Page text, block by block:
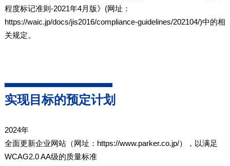
程度标记准则-2021年4月版》(网址：
https://waic.jp/docs/jis2016/compliance-guidelines/202104/)中的相
关规定。
实现目标的预定计划
2024年
全面更新企业网站（网址：https://www.parker.co.jp/），以满足
WCAG2.0 AA级的质量标准